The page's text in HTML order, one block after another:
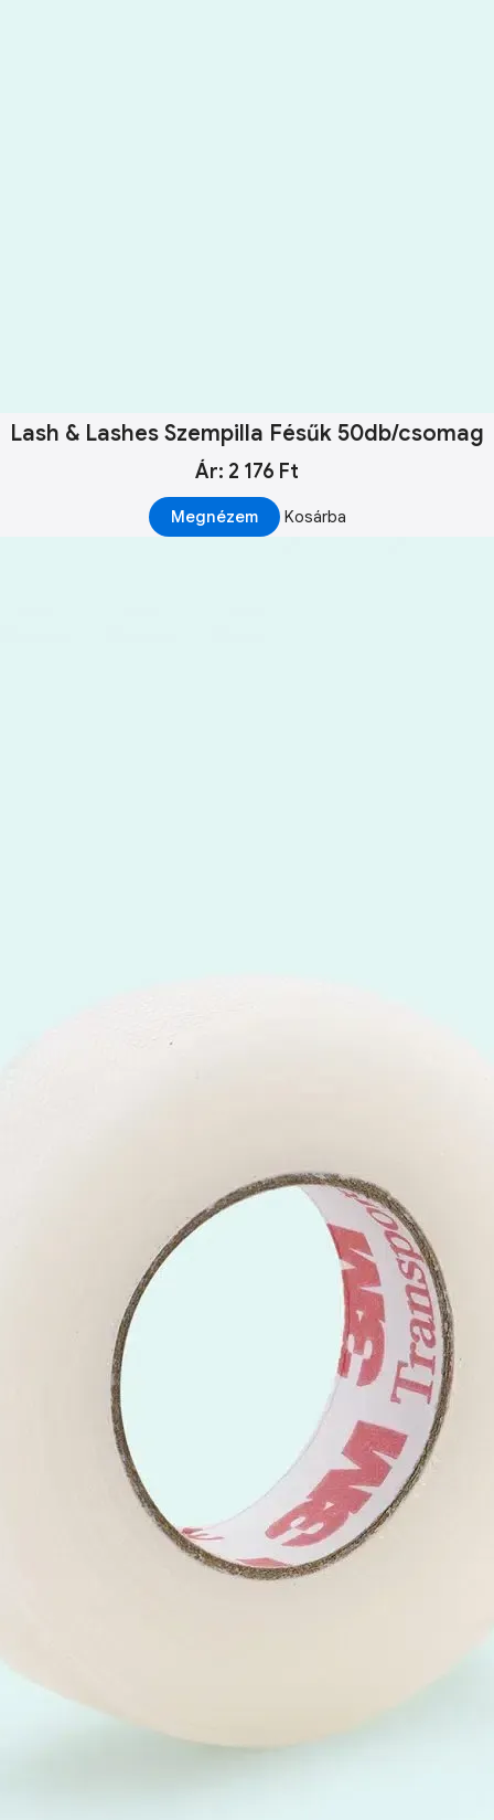
Lash & Lashes Szempilla Fésűk 50db/csomag
Ár: 2 176 Ft
Megnézem Kosárba